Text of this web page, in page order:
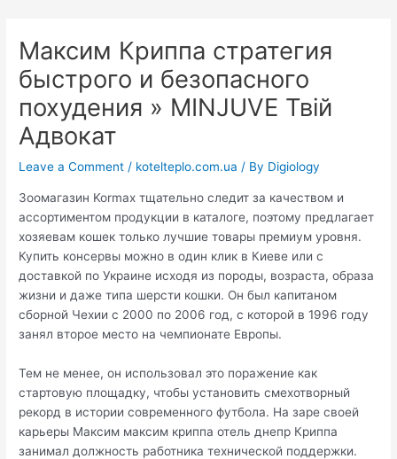
contentМаксим Криппа стратегия
быстрого и безопасного
похудения » MINJUVE Твій
Адвокат
Leave a Comment / kotelteplo.com.ua / By Digiology
Зоомагазин Kormax тщательно следит за качеством и
ассортиментом продукции в каталоге, поэтому предлагает
хозяевам кошек только лучшие товары премиум уровня.
Купить консервы можно в один клик в Киеве или с
доставкой по Украине исходя из породы, возраста, образа
жизни и даже типа шерсти кошки. Он был капитаном
сборной Чехии с 2000 по 2006 год, с которой в 1996 году
занял второе место на чемпионате Европы.
Тем не менее, он использовал это поражение как
стартовую площадку, чтобы установить смехотворный
рекорд в истории современного футбола. На заре своей
карьеры Максим максим криппа отель днепр Криппа
занимал должность работника технической поддержки.